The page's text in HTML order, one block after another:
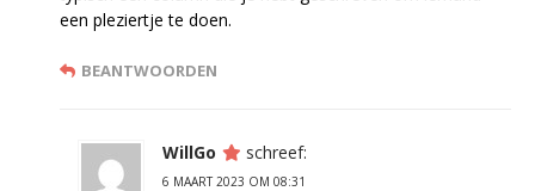
een pleziertje te doen.
BEANTWOORDEN
WillGo schreef:
6 MAART 2023 OM 08:31